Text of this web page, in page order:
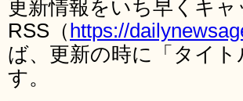
更新情報をいち早くキ
RSS（ https://
ば、更新の時に「タイ
す。